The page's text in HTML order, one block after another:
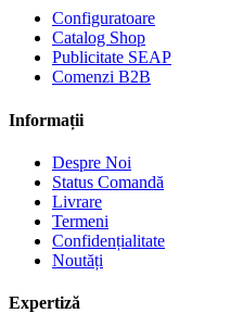
Configuratoare
Catalog Shop
Publicitate SEAP
Comenzi B2B
Informații
Despre Noi
Status Comandă
Livrare
Termeni
Confidențialitate
Noutăți
Expertiză